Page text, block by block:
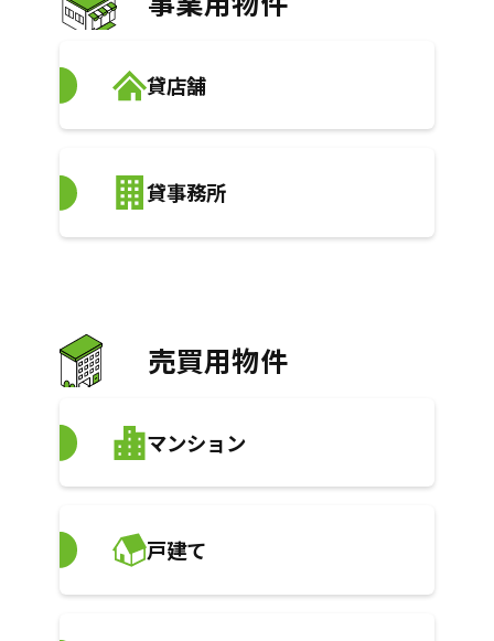
貸店舗
貸事務所
売買用物件
マンション
戸建て